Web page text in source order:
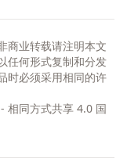
商业转载请注明本文
任何形式复制和分发
时必须采用相同的许
相同方式共享 4.0 国